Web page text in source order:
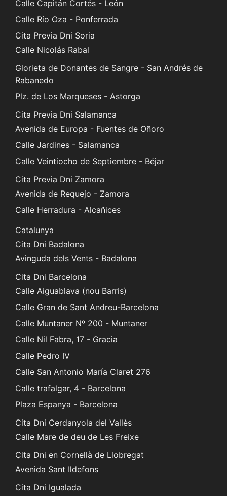
Calle Capitán Cortés - León
Calle Río Oza - Ponferrada
Cita Previa Dni Soria
Calle Nicolás Rabal
Glorieta de Donantes de Sangre - San Andrés de
Rabanedo
Plz. de Los Marqueses - Astorga
Cita Previa Dni Salamanca
Avenida de Europa - Fuentes de Oñoro
Calle Jardines - Salamanca
Calle Veintiocho de Septiembre - Béjar
Cita Previa Dni Zamora
Avenida de Requejo - Zamora
Calle Herradura - Alcañices
Catalunya
Cita Dni Badalona
Avinguda dels Vents - Badalona
Cita Dni Barcelona
Calle Aiguablava (nou Barris)
Calle Gran de Sant Andreu-Barcelona
Calle Muntaner Nº 200 - Muntaner
Calle Nil Fabra, 17 - Gracia
Calle Pedro IV
Calle San Antonio María Claret 276
Calle trafalgar, 4 - Barcelona
Plaza Espanya - Barcelona
Cita Dni Cerdanyola del Vallès
Calle Mare de deu de Les Freixe
Cita Dni en Cornellà de Llobregat
Avenida Sant Ildefons
Cita Dni Igualada